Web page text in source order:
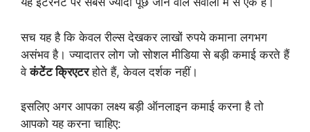
सच यह है कि केवल रील्स देखकर लाखों रुपये कमाना लगभग
असंभव है। ज्यादातर लोग जो सोशल मीडिया से बड़ी कमाई करते हैं
वेकंटेंट क्रिएटरहोते हैं, केवल दर्शक नहीं।
इसलिए अगर आपका लक्ष्य बड़ी ऑनलाइन कमाई करना है तो
आपको यह करना चाहिए: